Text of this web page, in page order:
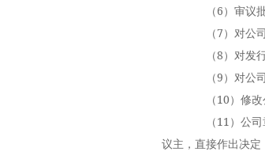
（6）审议批
（7）对公司
（8）对发行
（9）对公司
（10）修改
（11）公司章
议主，直接作出决定